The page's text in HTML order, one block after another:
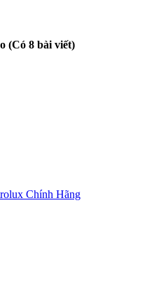
(Có 8 bài viết)
Chính Hãng